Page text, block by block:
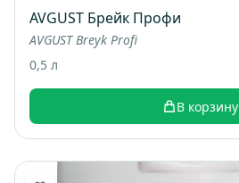
AVGUST Брейк Профи
AVGUST Breyk Profi
0,5 л
В корзину